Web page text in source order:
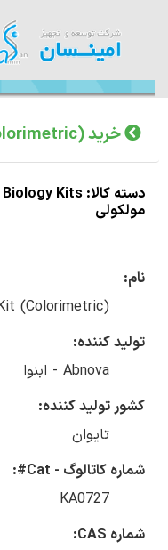
خرید Caspase-1 Assay Kit (Colorimetric)
مولکولی
نام:
(Colorimetric)
تولید کننده:
Abnova - ابنوا
کشور تولید کننده:
تایوان
شماره کاتالوگ - Cat#:
KA0727
شماره CAS: